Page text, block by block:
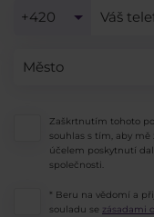
+420
Zaškrtnutím tohoto
souhlas s tím, aby
účelem poskytnutí
společnosti.
* Beru na vědomí a
souladu se zásadami